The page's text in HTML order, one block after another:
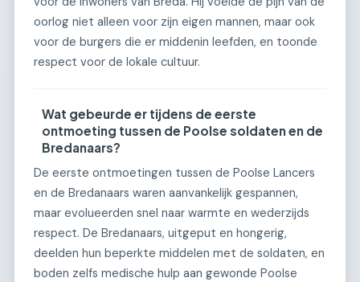
oorlog niet alleen voor zijn eigen mannen, maar ook
voor de burgers die er middenin leefden, en toonde
respect voor de lokale cultuur.
Wat gebeurde er tijdens de eerste
ontmoeting tussen de Poolse soldaten en de
Bredanaars?
De eerste ontmoetingen tussen de Poolse Lancers
en de Bredanaars waren aanvankelijk gespannen,
maar evolueerden snel naar warmte en wederzijds
respect. De Bredanaars, uitgeput en hongerig,
deelden hun beperkte middelen met de soldaten, en
boden zelfs medische hulp aan gewonde Poolse